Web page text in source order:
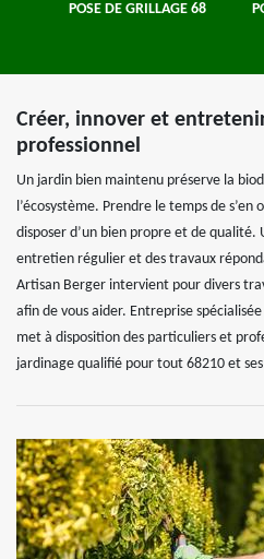
POSE DE GRILLAGE 68
Créer, innover et
professionnel
Un jardin bien maintenu préserve la
l’écosystème. Prendre le temps de
disposer d’un bien propre et de qualité.
entretien régulier et des travaux
Artisan Berger intervient pour divers
afin de vous aider. Entreprise
met à disposition des particuliers et
jardinage qualifié pour tout 68210 et